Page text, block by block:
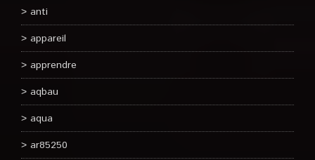
anti
appareil
apprendre
aqbau
aqua
ar85250